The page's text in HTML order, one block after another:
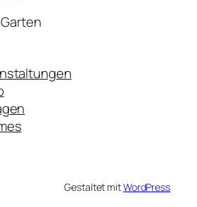
Gestaltet mitWordPress